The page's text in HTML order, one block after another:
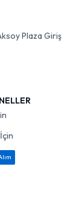
Plaza Giriş